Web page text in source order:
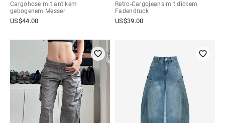
Cargohose mit antikem
gebogenem Messer
US$44.00
Retro-Cargojeans mit dickem
Fadendruck
US$39.00